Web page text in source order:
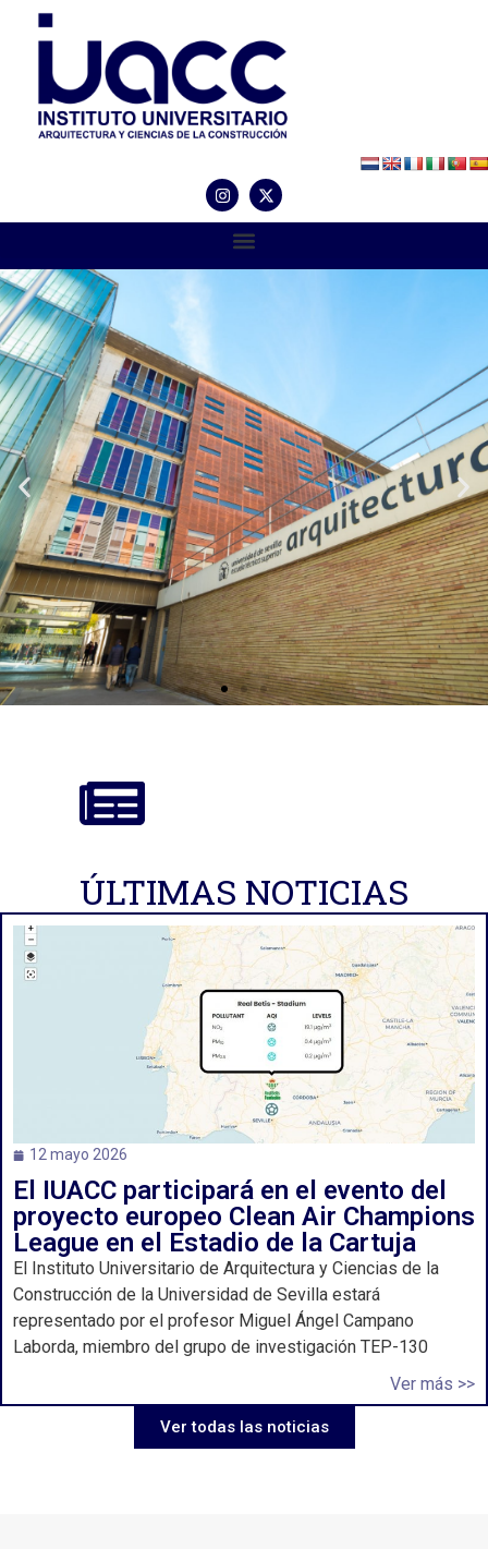
ÚLTIMAS NOTICIAS
12 mayo 2026
El IUACC participará en el evento del
proyecto europeo Clean Air Champions
League en el Estadio de la Cartuja
El Instituto Universitario de Arquitectura y Ciencias de la
Construcción de la Universidad de Sevilla estará
representado por el profesor Miguel Ángel Campano
Laborda, miembro del grupo de investigación TEP-130
Ver más >>
Ver todas las noticias